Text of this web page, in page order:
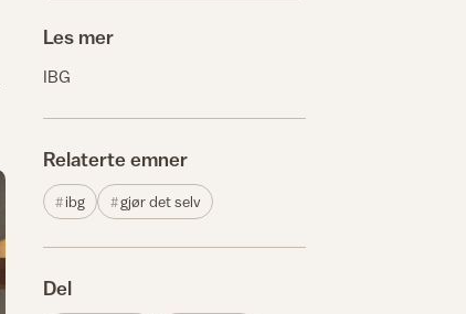
Les mer
IBG
Relaterte emner
ibg gjør det selv
Del